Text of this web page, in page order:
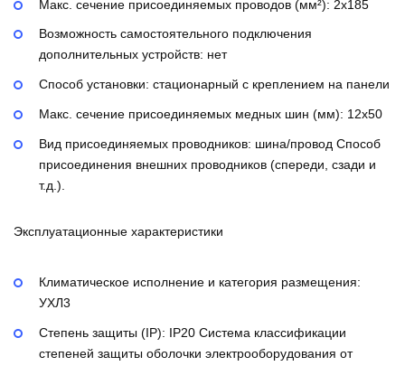
Макс. сечение присоединяемых проводов (мм²): 2х185
Возможность самостоятельного подключения
дополнительных устройств: нет
Способ установки: стационарный с креплением на панели
Макс. сечение присоединяемых медных шин (мм): 12х50
Вид присоединяемых проводников: шина/провод Способ
присоединения внешних проводников (спереди, сзади и
т.д.).
Эксплуатационные характеристики
Климатическое исполнение и категория размещения:
УХЛ3
Степень защиты (IP): IP20 Система классификации
степеней защиты оболочки электрооборудования от